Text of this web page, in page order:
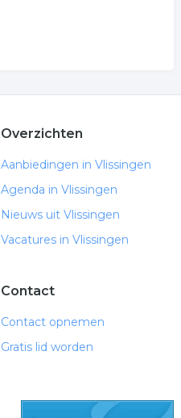
Overzichten
Aanbiedingen in Vlissingen
Agenda in Vlissingen
Nieuws uit Vlissingen
Vacatures in Vlissingen
Contact
Contact opnemen
Gratis lid worden